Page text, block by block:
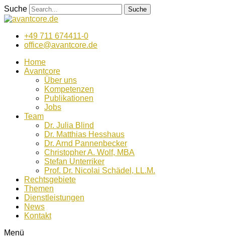
Zum
Inhalt
Suche Suche
+49 711 674411-0
office@avantcore.de
Home
Avantcore
Über uns
Kompetenzen
Publikationen
Jobs
Team
Dr. Julia Blind
Dr. Matthias Hesshaus
Dr. Arnd Pannenbecker
Christopher A. Wolf, MBA
Stefan Unterriker
Prof. Dr. Nicolai Schädel, LL.M.
Rechtsgebiete
Themen
Dienstleistungen
News
Kontakt
Menü